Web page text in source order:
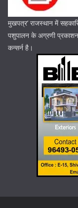
मुखपत्र’ राजस्थान में
पशुपालन के अग्रणी प्रकाशन
कन्सर्न है।